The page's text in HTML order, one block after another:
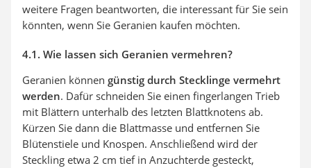
weitere Fragen beantworten, die interessant für Sie sein
könnten, wenn Sie Geranien kaufen möchten.
4.1. Wie lassen sich Geranien vermehren?
Geranien können günstig durch Stecklinge vermehrt
werden. Dafür schneiden Sie einen fingerlangen Trieb
mit Blättern unterhalb des letzten Blattknotens ab.
Kürzen Sie dann die Blattmasse und entfernen Sie
Blütenstiele und Knospen. Anschließend wird der
Steckling etwa 2 cm tief in Anzuchterde gesteckt,